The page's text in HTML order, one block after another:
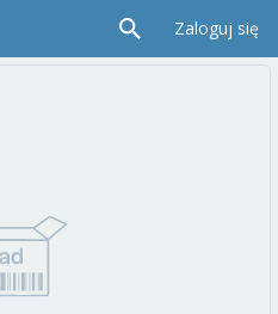
Zaloguj się